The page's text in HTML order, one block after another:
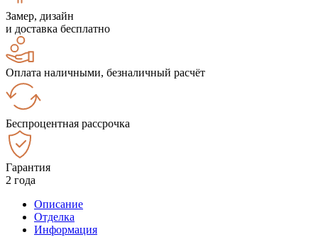
Замер, дизайн
и доставка бесплатно
Оплата наличными, безналичный расчёт
Беспроцентная рассрочка
Гарантия
2 года
Описание
Отделка
Информация